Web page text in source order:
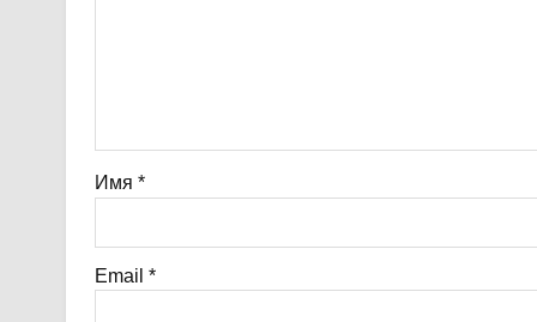
Имя *
Email *